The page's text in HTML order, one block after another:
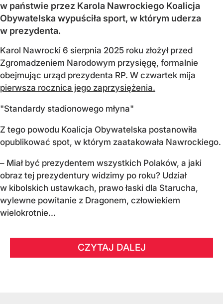
w państwie przez Karola Nawrockiego Koalicja
Obywatelska wypuściła sport, w którym uderza
w prezydenta.
Karol Nawrocki 6 sierpnia 2025 roku złożył przed
Zgromadzeniem Narodowym przysięgę, formalnie
obejmując urząd prezydenta RP. W czwartek mija
pierwsza rocznica jego zaprzysiężenia.
"Standardy stadionowego młyna"
Z tego powodu Koalicja Obywatelska postanowiła
opublikować spot, w którym zaatakowała Nawrockiego.
– Miał być prezydentem wszystkich Polaków, a jaki
obraz tej prezydentury widzimy po roku? Udział
w kibolskich ustawkach, prawo łaski dla Starucha,
wylewne powitanie z Dragonem, człowiekiem
wielokrotnie...
CZYTAJ DALEJ